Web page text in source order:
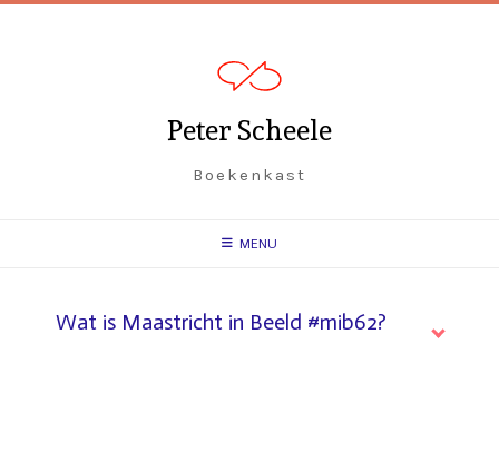
Spring
Peter Scheele
Boekenkast
MENU
Wat is Maastricht in Beeld #mib62?